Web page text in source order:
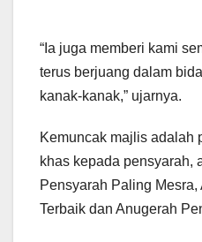
“Ia juga memberi kami
terus berjuang dalam
kanak-kanak,” ujarnya.
Kemuncak majlis adalah
khas kepada pensyarah,
Pensyarah Paling
Terbaik dan Anugerah